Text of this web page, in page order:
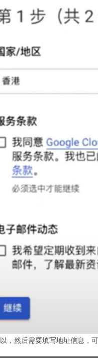
，然后需要填写地址信息，